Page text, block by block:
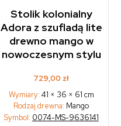
Stolik kolonialny
Adora z szufladą lite
drewno mango w
nowoczesnym stylu
729,00 zł
Wymiary: 41 × 36 × 61 cm
Rodzaj drewna: Mango
Symbol: 0074-MS-9636141